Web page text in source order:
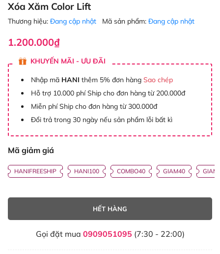
Xóa Xăm Color Lift
Thương hiệu: Đang cập nhật Mã sản phẩm: Đang cập nhật
1.200.000₫
KHUYẾN MÃI - ƯU ĐÃI
Nhập mã HANI thêm 5% đơn hàng Sao chép
Hỗ trợ 10.000 phí Ship cho đơn hàng từ 200.000đ
Miễn phí Ship cho đơn hàng từ 300.000đ
Đổi trả trong 30 ngày nếu sản phẩm lỗi bất kì
Mã giảm giá
HANIFREESHIP HANI100 COMBO40 GIAM40
HẾT HÀNG
Gọi đặt mua 0909051095 (7:30 - 22:00)